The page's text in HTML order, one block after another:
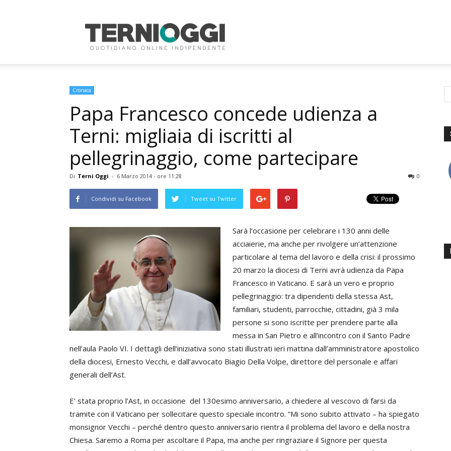
Oggi
Cronaca
Papa Francesco concede udienza a
Terni: migliaia di iscritti al
pellegrinaggio, come partecipare
Di Terni Oggi - 6 Marzo 2014 - ore 11:28 0
Condividi su Facebook Tweet su Twitter
Sarà l’occasione per celebrare i 130 anni delle
acciaierie, ma anche per rivolgere un’attenzione
particolare al tema del lavoro e della crisi: il prossimo
20 marzo la diocesi di Terni avrà udienza da Papa
Francesco in Vaticano. E sarà un vero e proprio
pellegrinaggio: tra dipendenti della stessa Ast,
familiari, studenti, parrocchie, cittadini, già 3 mila
persone si sono iscritte per prendere parte alla
messa in San Pietro e all’incontro con il Santo Padre
nell’aula Paolo VI. I dettagli dell’iniziativa sono stati illustrati ieri mattina dall’amministratore apostolico
della diocesi, Ernesto Vecchi, e dall’avvocato Biagio Della Volpe, direttore del personale e affari
generali dell’Ast.
E’ stata proprio l’Ast, in occasione del 130esimo anniversario, a chiedere al vescovo di farsi da
tramite con il Vaticano per sollecitare questo speciale incontro. “Mi sono subito attivato – ha spiegato
monsignor Vecchi – perché dentro questo anniversario rientra il problema del lavoro e della nostra
Chiesa. Saremo a Roma per ascoltare il Papa, ma anche per ringraziare il Signore per questa